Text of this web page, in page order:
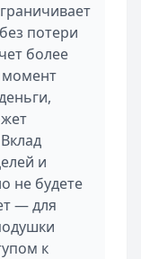
потери
более
и
не будете
— для
к